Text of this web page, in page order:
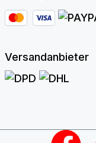
Versandanbieter